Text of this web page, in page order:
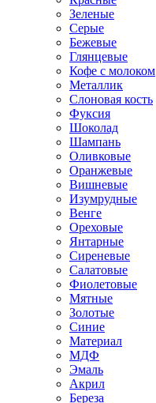
Зеленые
Серые
Бежевые
Глянцевые
Кофе с молоком
Металлик
Слоновая кость
Фуксия
Шоколад
Шампань
Оливковые
Оранжевые
Вишневые
Изумрудные
Венге
Ореховые
Янтарные
Сиреневые
Салатовые
Фиолетовые
Мятные
Золотые
Синие
Материал
МДФ
Эмаль
Акрил
Береза